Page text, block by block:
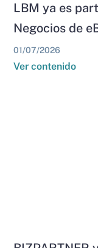
LBM ya es
Negocios de
01/07/2026
Ver contenido